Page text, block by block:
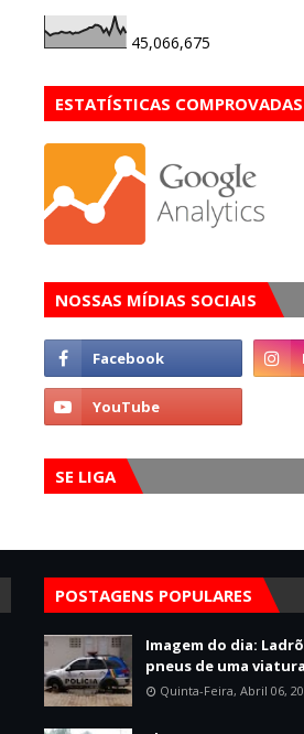
45,066,675
ESTATÍSTICAS COMPROVADAS
NOSSAS MÍDIAS SOCIAIS
SE LIGA
POSTAGENS POPULARES
Imagem do dia:
pneus de uma
Quinta-Feira, Abril 06,